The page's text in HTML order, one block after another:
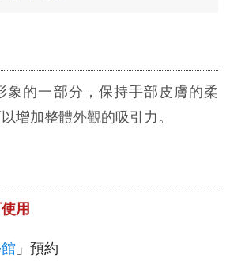
象的一部分，保持手部皮膚的柔
增加整體外觀的吸引力。
用
」預約